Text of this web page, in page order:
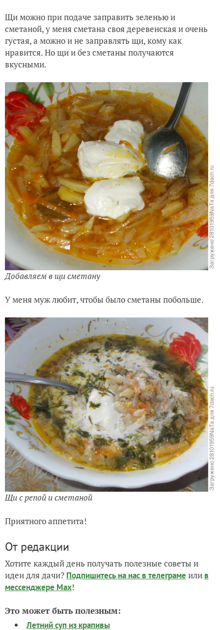
Щи можно при подаче заправить зеленью и
сметаной, у меня сметана своя деревенская и очень
густая, а можно и не заправлять щи, кому как
нравится. Но щи и без сметаны получаются
вкусными.
Добавляем в щи сметану
У меня муж любит, чтобы было сметаны побольше.
Щи с репой и сметаной
Приятного аппетита!
От редакции
Хотите каждый день получать полезные советы и
идеи для дачи? Подпишитесь на нас в телеграме или в
мессенджере Max!
Это может быть полезным:
Летний суп из крапивы